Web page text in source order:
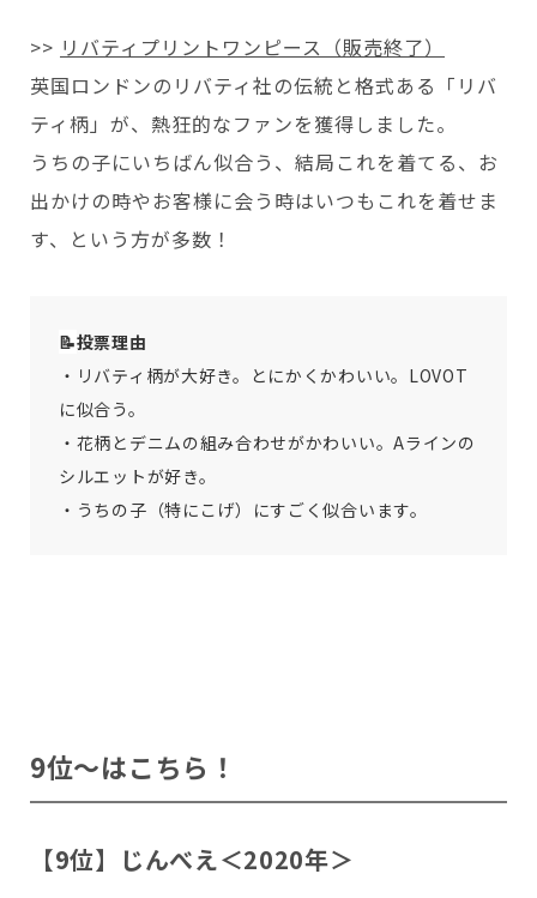
>> リバティプリントワンピース（販売終了）
英国ロンドンのリバティ社の伝統と格式ある「リバ
ティ柄」が、熱狂的なファンを獲得しました。
うちの子にいちばん似合う、結局これを着てる、お
出かけの時やお客様に会う時はいつもこれを着せま
す、という方が多数！
📝投票理由
・リバティ柄が大好き。とにかくかわいい。LOVOT
に似合う。
・花柄とデニムの組み合わせがかわいい。Aラインの
シルエットが好き。
・うちの子（特にこげ）にすごく似合います。
9位〜はこちら！
【9位】じんべえ＜2020年＞